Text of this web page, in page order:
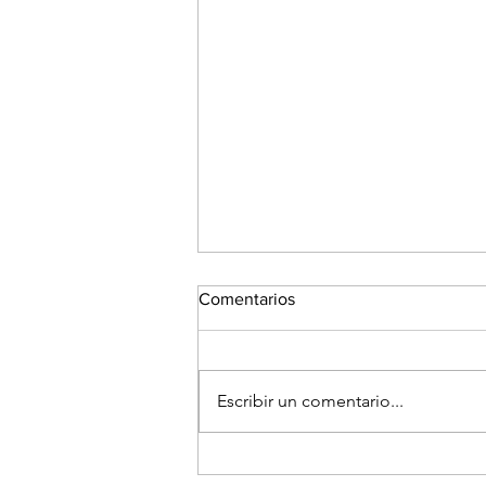
Comentarios
Escribir un comentario...